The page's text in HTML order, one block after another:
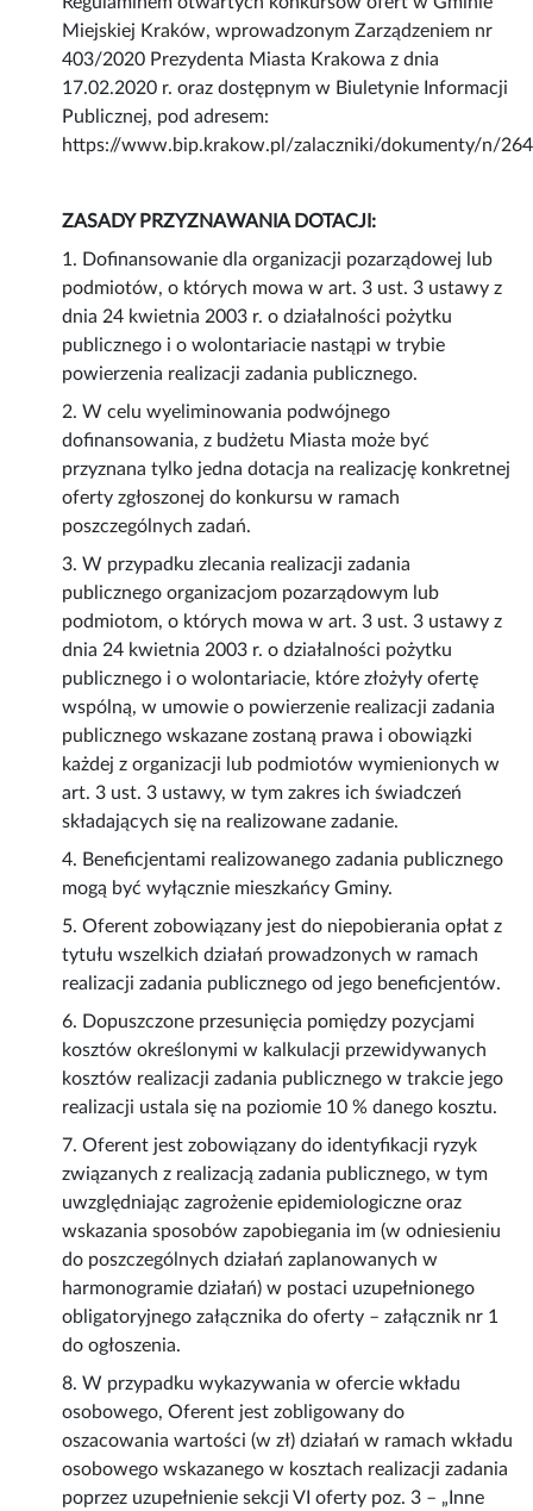
Miejskiej Kraków, wprowadzonym Zarządzeniem nr
403/2020 Prezydenta Miasta Krakowa z dnia
17.02.2020 r. oraz dostępnym w Biuletynie Informacji
Publicznej, pod adresem:
https://www.bip.krakow.pl/zalaczniki/dokumenty/n/
ZASADY PRZYZNAWANIA DOTACJI:
1. Dofinansowanie dla organizacji pozarządowej lub
podmiotów, o których mowa w art. 3 ust. 3 ustawy z
dnia 24 kwietnia 2003 r. o działalności pożytku
publicznego i o wolontariacie nastąpi w trybie
powierzenia realizacji zadania publicznego.
2. W celu wyeliminowania podwójnego
dofinansowania, z budżetu Miasta może być
przyznana tylko jedna dotacja na realizację konkretnej
oferty zgłoszonej do konkursu w ramach
poszczególnych zadań.
3. W przypadku zlecania realizacji zadania
publicznego organizacjom pozarządowym lub
podmiotom, o których mowa w art. 3 ust. 3 ustawy z
dnia 24 kwietnia 2003 r. o działalności pożytku
publicznego i o wolontariacie, które złożyły ofertę
wspólną, w umowie o powierzenie realizacji zadania
publicznego wskazane zostaną prawa i obowiązki
każdej z organizacji lub podmiotów wymienionych w
art. 3 ust. 3 ustawy, w tym zakres ich świadczeń
składających się na realizowane zadanie.
4. Beneficjentami realizowanego zadania publicznego
mogą być wyłącznie mieszkańcy Gminy.
5. Oferent zobowiązany jest do niepobierania opłat z
tytułu wszelkich działań prowadzonych w ramach
realizacji zadania publicznego od jego beneficjentów.
6. Dopuszczone przesunięcia pomiędzy pozycjami
kosztów określonymi w kalkulacji przewidywanych
kosztów realizacji zadania publicznego w trakcie jego
realizacji ustala się na poziomie 10 % danego kosztu.
7. Oferent jest zobowiązany do identyfikacji ryzyk
związanych z realizacją zadania publicznego, w tym
uwzględniając zagrożenie epidemiologiczne oraz
wskazania sposobów zapobiegania im (w odniesieniu
do poszczególnych działań zaplanowanych w
harmonogramie działań) w postaci uzupełnionego
obligatoryjnego załącznika do oferty – załącznik nr 1
do ogłoszenia.
8. W przypadku wykazywania w ofercie wkładu
osobowego, Oferent jest zobligowany do
oszacowania wartości (w zł) działań w ramach wkładu
osobowego wskazanego w kosztach realizacji zadania
poprzez uzupełnienie sekcji VI oferty poz. 3 – „Inne